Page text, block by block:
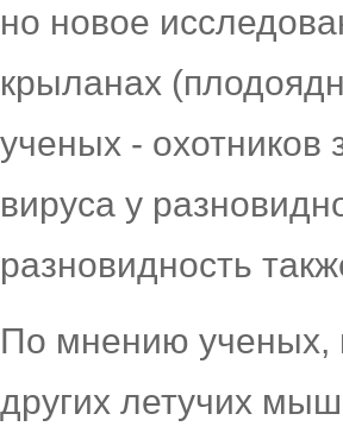
но новое
крыланах
ученых -
вируса у
разновидность
По мнению ученых,
других летучих